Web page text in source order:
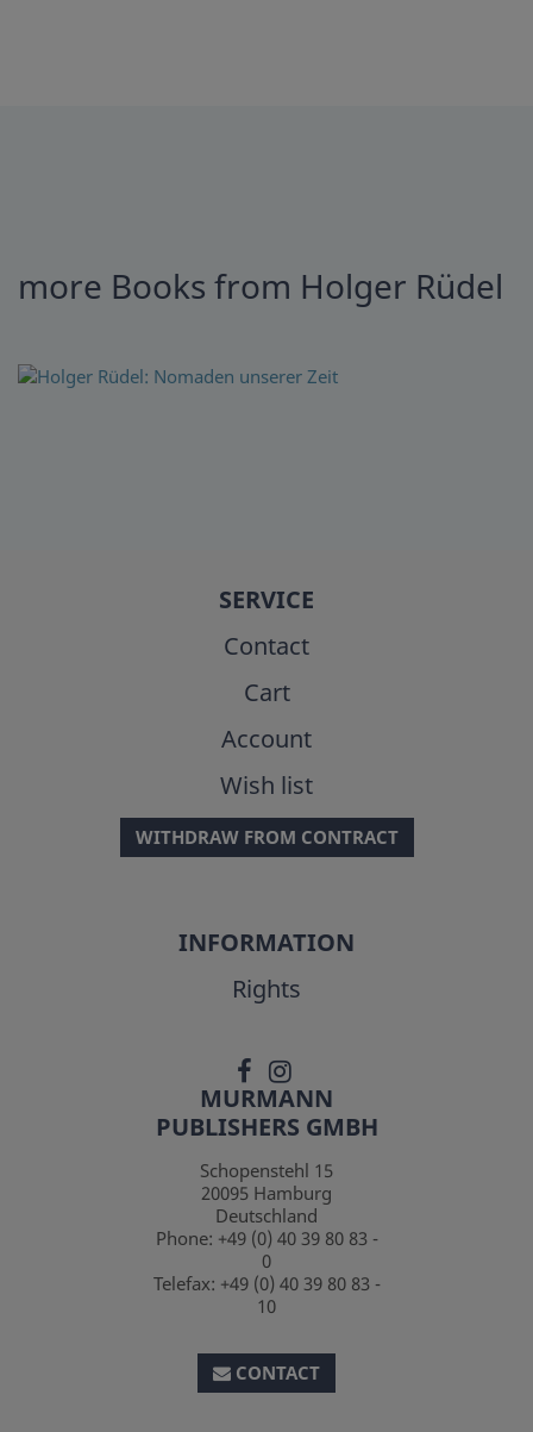
more Books from Holger Rüdel
SERVICE
Contact
Cart
Account
Wish list
WITHDRAW FROM CONTRACT
INFORMATION
Rights
MURMANN
PUBLISHERS GMBH
Schopenstehl 15
20095 Hamburg
Deutschland
Phone: +49 (0) 40 39 80 83 -
0
Telefax: +49 (0) 40 39 80 83 -
10
CONTACT